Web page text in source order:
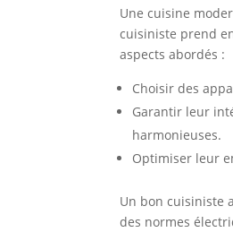
Une cuisine
cuisiniste prend
aspects abordés :
Choisir des
Garantir leur
harmonieuses.
Optimiser leur
Un bon cuisiniste
des normes